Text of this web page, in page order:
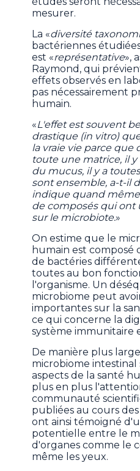
mesurer.
La «diversité
bactériennes
est «représentative»,
Raymond, qui
effets observés en
pas nécessairement
humain.
«L'effet est souvent
drastique (in vitro)
la vraie vie parce que
toute une matrice, il y
du mucus, il y a
sont ensemble, a-t-il
indique quand
de composés qui
sur le microbiote.»
On estime que le
humain est composé
de bactéries
toutes au bon
l'organisme. Un
microbiome peut
importantes sur la
ce qui concerne la
système immunitaire
De manière plus
microbiome
aspects de la santé
plus en plus
communauté
publiées au cours
ont ainsi témoigné
potentielle entre le
d'organes comme le
même les yeux.